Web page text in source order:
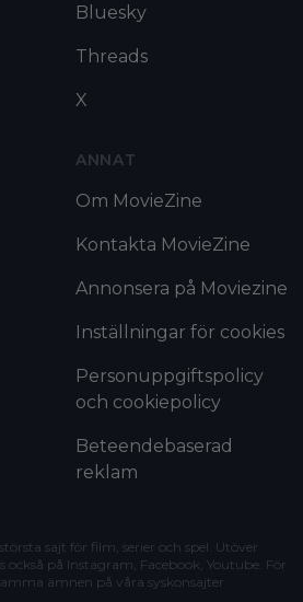
Bluesky
Threads
X
ANNAT
Om MovieZine
Kontakta MovieZine
Annonsera på Moviezine
Inställningar för cookies
Personuppgiftspolicy
och cookiepolicy
Beteendebaserad
reklam
sajt för film, serier och spel. Utöver
på Instagram, Facebook, Youtube. För
ämnen på våra syskonsajter